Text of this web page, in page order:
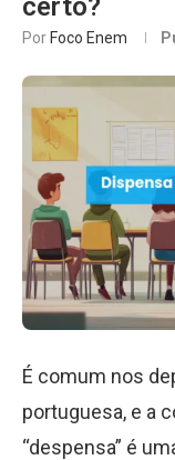
certo?
Por Foco Enem
É comum nos
portuguesa, e a
“despensa” é